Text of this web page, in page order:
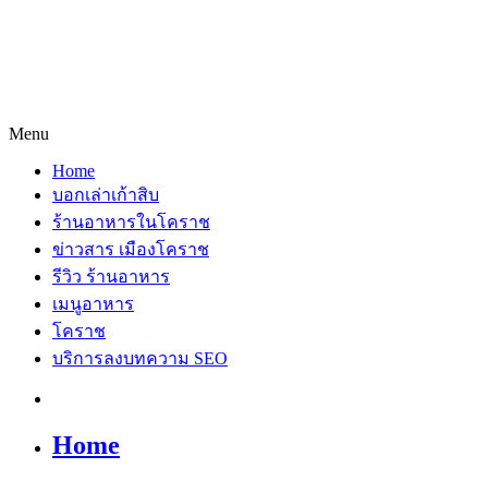
Menu
Home
บอกเล่าเก้าสิบ
ร้านอาหารในโคราช
ข่าวสาร เมืองโคราช
รีวิว ร้านอาหาร
เมนูอาหาร
โคราช
บริการลงบทความ SEO
Home